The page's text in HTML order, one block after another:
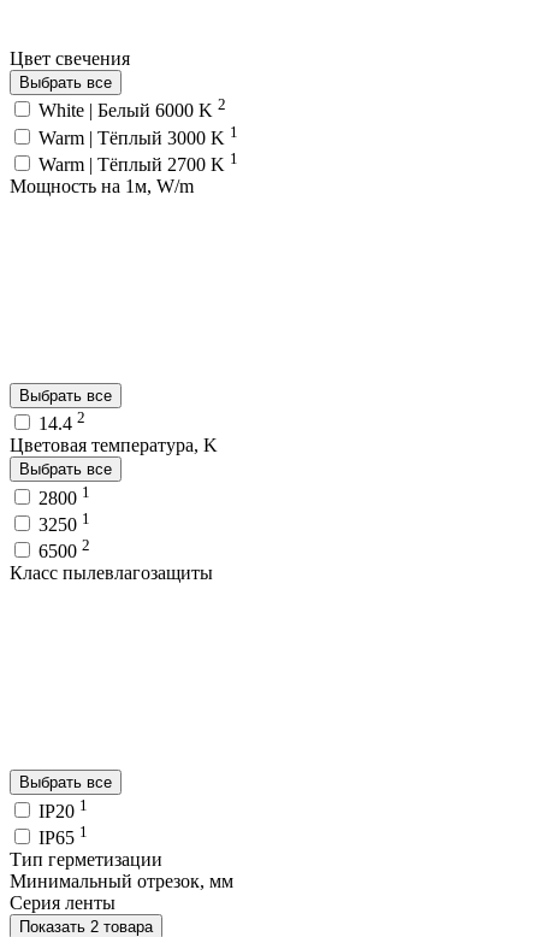
Цвет свечения
Выбрать все
White | Белый 6000 K 2
Warm | Тёплый 3000 K 1
Warm | Тёплый 2700 K 1
Мощность на 1м, W/m
Выбрать все
14.4 2
Цветовая температура, K
Выбрать все
2800 1
3250 1
6500 2
Класс пылевлагозащиты
Выбрать все
IP20 1
IP65 1
Тип герметизации
Минимальный отрезок, мм
Серия ленты
Показать 2 товара